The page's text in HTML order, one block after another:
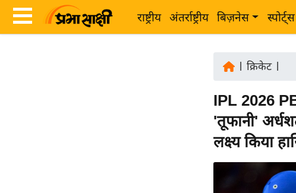
राष्ट्रीय अंतर्राष्ट्रीय बिज़नेस स्पोर्ट्स
क्रिकेट|
IPL 2026
'तूफानी'
लक्ष्य किया